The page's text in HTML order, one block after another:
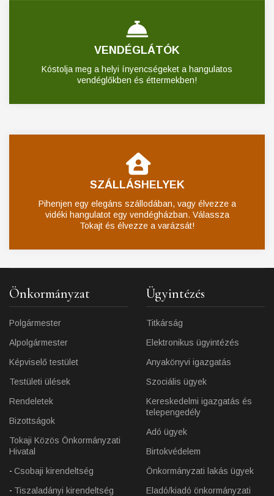
VENDÉGLÁTÓK
Kóstolja meg a helyi ínyencségeket a hangulatos
vendéglőkben és éttermekben!
SZÁLLÁSHELYEK
Pihenjen egy elegáns szállodában, vagy élvezze a
vidéki hangulatot egy vendégházban. Válassza
Tokajt és élvezze a varázsát!
Önkormányzat
Polgármester
Alpolgármester
Képviselő testület
Testületi ülések
Rendeletek
Bizottságok
Tokaji Közös Önkormányzati
Hivatal
Csobaji kirendeltség
Tiszaladányi kirendeltség
Ügyintézés
Titkárság
Elektronikus ügyintézés
Anyakönyvi igazgatás
Szociális ügyek
Kereskedelmi igazgatás és
telepengedély
Adó ügyek
Birtokvédelem
Önkormányzati lakás ügyek
Eladó/kiadó önkormányzati